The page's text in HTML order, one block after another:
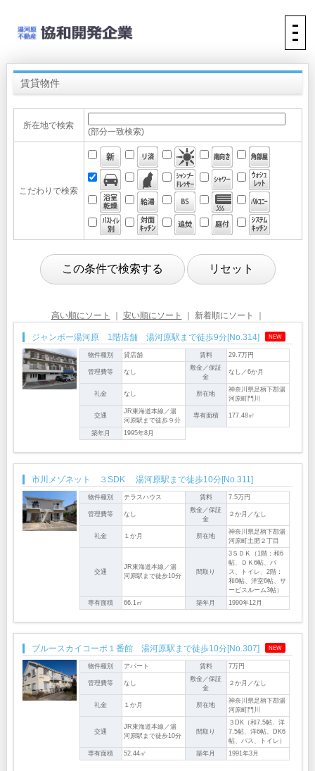
賃貸物件
所在地で検索
(部分一致検索)
こだわりで検索
高い順にソート ｜ 安い順にソート ｜ 新着順にソート ｜
ジャンボー湯河原 1階店舗 湯河原駅まで徒歩9分[No.314] NEW
物件種別 貸店舗 賃料 29.7万円
管理費等 なし
敷金／保証
金
なし／6か月
礼金 なし 所在地
神奈川県足柄下郡湯
河原町門川
交通
JR東海道本線／湯
河原駅まで徒歩９分
専有面積 177.48㎡
築年月 1995年8月
市川メゾネット ３SDK 湯河原駅まで徒歩10分[No.311]
物件種別 テラスハウス 賃料 7.5万円
管理費等 なし
敷金／保証
金
２か月／なし
礼金 １か月 所在地
神奈川県足柄下郡湯
河原町土肥２丁目
交通
JR東海道本線／湯
河原駅まで徒歩10分
間取り
3ＳＤＫ（1階：和6
帖、ＤＫ6帖、バ
ス、トイレ、2階：
和6帖、洋室6帖、サ
ービスルーム3帖）
専有面積
66.1㎡ 築年月 1990年12月
ブルースカイコーポ１番館 湯河原駅まで徒歩10分[No.307] NEW
物件種別 アパート 賃料 7万円
管理費等 なし
敷金／保証
金
２か月／なし
礼金 １か月 所在地
神奈川県足柄下郡湯
河原町門川
交通
JR東海道本線／湯
河原駅まで徒歩10分
間取り
３DK（和7.5帖、洋
7.5帖、洋6帖、DK6
帖、バス、トイレ）
専有面積
52.44㎡ 築年月 1991年3月